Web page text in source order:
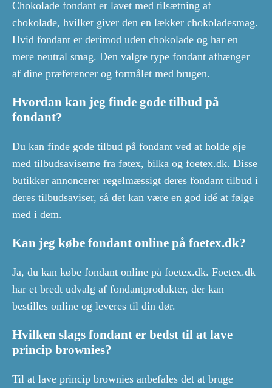
Chokolade fondant er lavet med tilsætning af
chokolade, hvilket giver den en lækker chokoladesmag.
Hvid fondant er derimod uden chokolade og har en
mere neutral smag. Den valgte type fondant afhænger
af dine præferencer og formålet med brugen.
Hvordan kan jeg finde gode tilbud på
fondant?
Du kan finde gode tilbud på fondant ved at holde øje
med tilbudsaviserne fra føtex, bilka og foetex.dk. Disse
butikker annoncerer regelmæssigt deres fondant tilbud i
deres tilbudsaviser, så det kan være en god idé at følge
med i dem.
Kan jeg købe fondant online på foetex.dk?
Ja, du kan købe fondant online på foetex.dk. Foetex.dk
har et bredt udvalg af fondantprodukter, der kan
bestilles online og leveres til din dør.
Hvilken slags fondant er bedst til at lave
princip brownies?
Til at lave princip brownies anbefales det at bruge